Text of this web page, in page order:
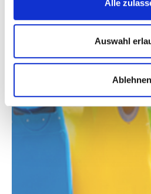
Webanalysedienste („Google
Einblicke in das Verhalten der
um ihre Interessen besser zu
Sie können Ihre Präferenzen
auf den entsprechenden Link in
Alle
Auswahl
Ablehnen